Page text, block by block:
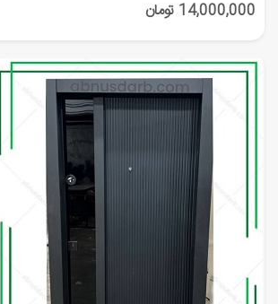
14,000,000 تومان